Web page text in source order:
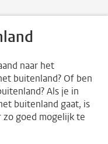
naar het
buitenland? Of ben
Als je in
buitenland gaat, is
goed mogelijk te